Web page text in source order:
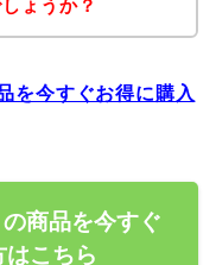
ょうか？
を今すぐお得に購入
商品を今すぐ
こちら